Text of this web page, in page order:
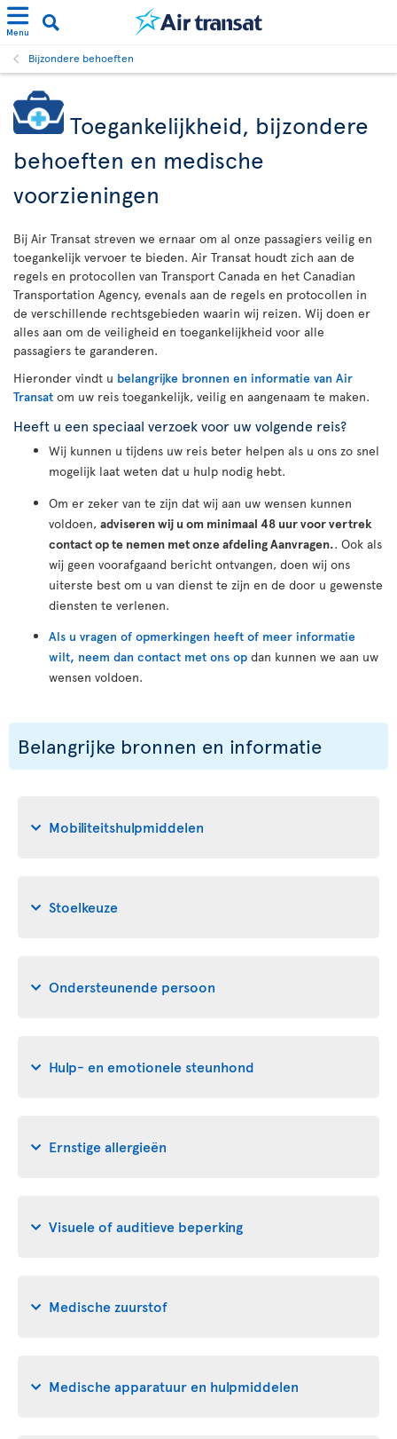
Menu
Bijzondere behoeften
Toegankelijkheid, bijzondere
behoeften en medische
voorzieningen
Bij Air Transat streven we ernaar om al onze passagiers veilig en
toegankelijk vervoer te bieden. Air Transat houdt zich aan de
regels en protocollen van Transport Canada en het Canadian
Transportation Agency, evenals aan de regels en protocollen in
de verschillende rechtsgebieden waarin wij reizen. Wij doen er
alles aan om de veiligheid en toegankelijkheid voor alle
passagiers te garanderen.
Hieronder vindt u belangrijke bronnen en informatie van Air
Transat om uw reis toegankelijk, veilig en aangenaam te maken.
Heeft u een speciaal verzoek voor uw volgende reis?
Wij kunnen u tijdens uw reis beter helpen als u ons zo snel
mogelijk laat weten dat u hulp nodig hebt.
Om er zeker van te zijn dat wij aan uw wensen kunnen
voldoen, adviseren wij u om minimaal 48 uur voor vertrek
contact op te nemen met onze afdeling Aanvragen.. Ook als
wij geen voorafgaand bericht ontvangen, doen wij ons
uiterste best om u van dienst te zijn en de door u gewenste
diensten te verlenen.
Als u vragen of opmerkingen heeft of meer informatie
wilt, neem dan contact met ons op dan kunnen we aan uw
wensen voldoen.
Belangrijke bronnen en informatie
Mobiliteitshulpmiddelen
Stoelkeuze
Ondersteunende persoon
Hulp- en emotionele steunhond
Ernstige allergieën
Visuele of auditieve beperking
Medische zuurstof
Medische apparatuur en hulpmiddelen